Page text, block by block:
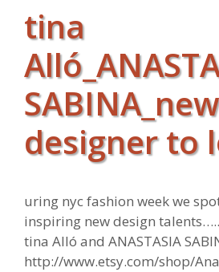
tina
SABINA_new
designer to
uring nyc fashion week we
inspiring new design
tina Alló and ANASTASIA
http://www.etsy.com/shop/